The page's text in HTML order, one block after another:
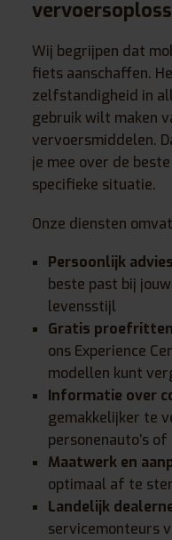
Wij begrijpen dat
fiets aanschaffen.
zelfstandigheid in
gebruik wilt maken
vervoersmiddelen.
je mee over de
specifieke situatie.
Onze diensten
Persoonlijk advies
beste past bij
levensstijl
Gratis proefritten
ons Experience
modellen kunt
Informatie over
gemakkelijker te
personenauto’s
Maatwerk en
optimaal af te
Landelijk
servicemonteurs